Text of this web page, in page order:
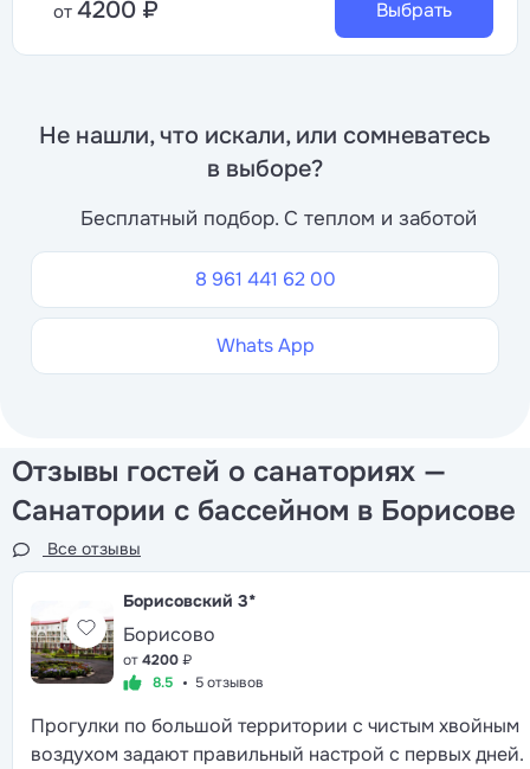
от 4200 ₽ Выбрать
Не нашли, что искали, или сомневатесь
в выборе?
Бесплатный подбор. С теплом и заботой
8 961 441 62 00
Whats App
Отзывы гостей о санаториях —
Санатории с бассейном в Борисове
Все отзывы
Борисовский 3*
Борисово
от4200₽
8.5
5 отзывов
Прогулки по большой территории с чистым хвойным
воздухом задают правильный настрой с первых дней.